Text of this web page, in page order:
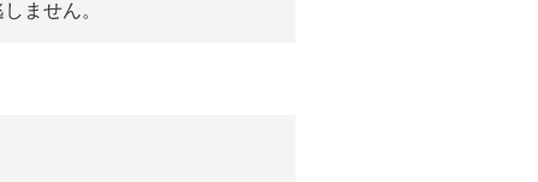
ません。